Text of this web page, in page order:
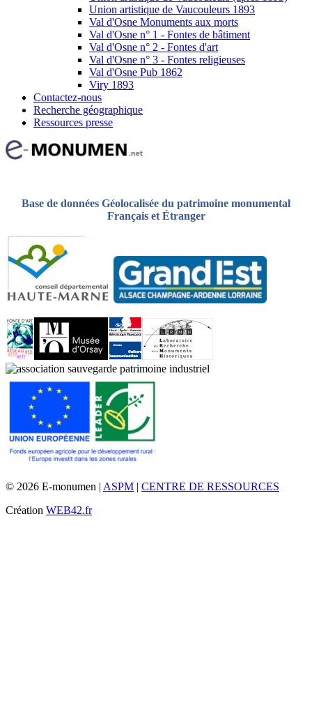
Union artistique de Vaucouleurs 1893
Val d'Osne Monuments aux morts
Val d'Osne n° 1 - Fontes de bâtiment
Val d'Osne n° 2 - Fontes d'art
Val d'Osne n° 3 - Fontes religieuses
Val d'Osne Pub 1862
Viry 1893
Contactez-nous
Recherche géographique
Ressources presse
Base de données Géolocalisée du patrimoine monumental
Français et Étranger
© 2026 E-monumen | ASPM | CENTRE DE RESSOURCES
Création WEB42.fr